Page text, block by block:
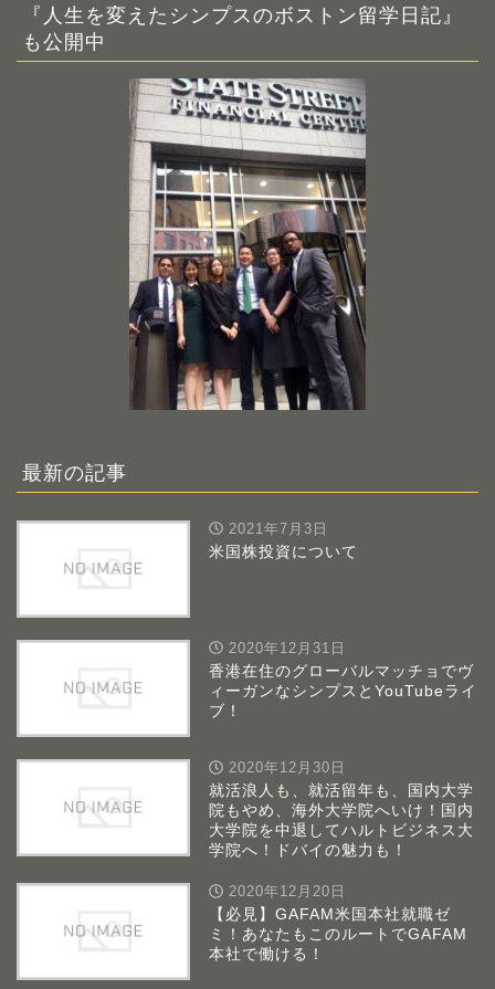
『人生を変えたシンプスのボストン留学日記』
も公開中
最新の記事
2021年7月3日
米国株投資について
2020年12月31日
香港在住のグローバルマッチョでヴ
ィーガンなシンプスとYouTubeライ
ブ！
2020年12月30日
就活浪人も、就活留年も、国内大学
院もやめ、海外大学院へいけ！国内
大学院を中退してハルトビジネス大
学院へ！ドバイの魅力も！
2020年12月20日
【必見】GAFAM米国本社就職ゼ
ミ！あなたもこのルートでGAFAM
本社で働ける！